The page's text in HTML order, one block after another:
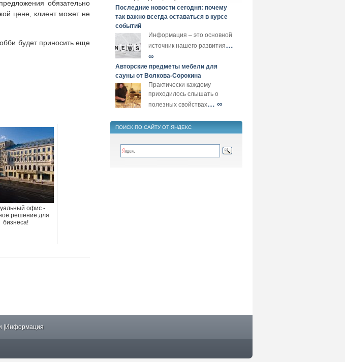
обязательно
цене, клиент может не
будет приносить еще
офис -
решение для
бизнеса!
Последние новости сегодня: почему
так важно всегда оставаться в курсе
событий
Информация – это основной
источник нашего развития…
∞
Авторские предметы мебели для
сауны от Волкова-Сорокина
Практически каждому
приходилось слышать о
полезных свойствах… ∞
ПОИСК ПО САЙТУ ОТ ЯНДЕКС
|Информация